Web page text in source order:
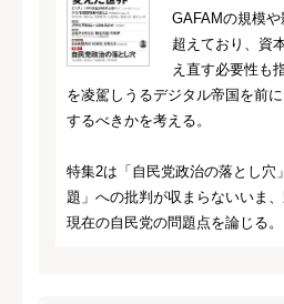
GAFAMの規模
超えており、資
え直す必要性も
を凌駕しうるデジタル帝国を前
するべきかを考える。
特集2は「自民党政治の落とし穴
題」への批判が収まらないいま
現在の自民党の問題点を論じる。